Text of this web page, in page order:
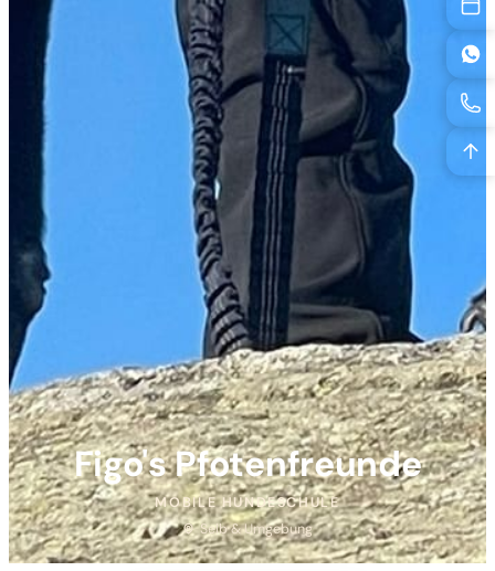
Figo'sPfotenfreunde
MOBILE HUNDESCHULE
Selb & Umgebung